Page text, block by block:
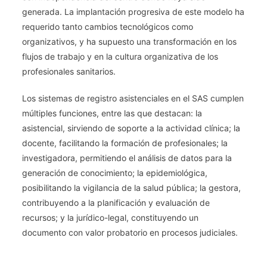
De
Datos
De
Andalucía
(CMBDA).
General
Historia
Digital
De
Salud
Del
Ciudadano
(DIRAYA):
Tarjeta
generada. La implantación progresiva de este modelo ha
requerido tanto cambios tecnológicos como
organizativos, y ha supuesto una transformación en los
flujos de trabajo y en la cultura organizativa de los
profesionales sanitarios.
Los sistemas de registro asistenciales en el SAS cumplen
múltiples funciones, entre las que destacan: la
asistencial, sirviendo de soporte a la actividad clínica; la
docente, facilitando la formación de profesionales; la
investigadora, permitiendo el análisis de datos para la
generación de conocimiento; la epidemiológica,
posibilitando la vigilancia de la salud pública; la gestora,
contribuyendo a la planificación y evaluación de
recursos; y la jurídico-legal, constituyendo un
documento con valor probatorio en procesos judiciales.